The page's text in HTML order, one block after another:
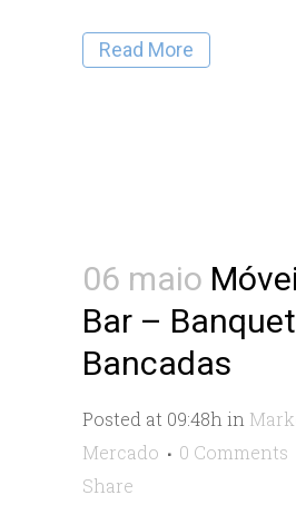
Read More
06 maio
Bar –
Bancadas
Posted at 09:48h in
Mercado
0 Comments
Share